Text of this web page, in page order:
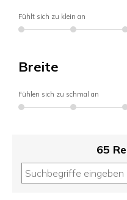
Fühlt sich zu klein an
Breite
Fühlen sich zu schmal an
65